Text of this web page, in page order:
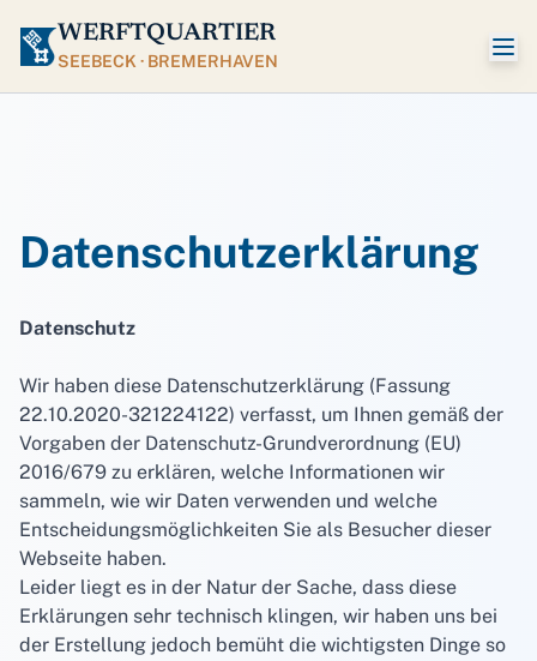
WERFTQUARTIER
SEEBECK · BREMERHAVEN
Datenschutzerklärung
Datenschutz
Wir haben diese Datenschutzerklärung (Fassung
22.10.2020-321224122) verfasst, um Ihnen gemäß der
Vorgaben der Datenschutz-Grundverordnung (EU)
2016/679 zu erklären, welche Informationen wir
sammeln, wie wir Daten verwenden und welche
Entscheidungsmöglichkeiten Sie als Besucher dieser
Webseite haben.
Leider liegt es in der Natur der Sache, dass diese
Erklärungen sehr technisch klingen, wir haben uns bei
der Erstellung jedoch bemüht die wichtigsten Dinge so